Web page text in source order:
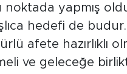
noktada yapmış
hedefi de
afete hazırlıklı
ve geleceğe